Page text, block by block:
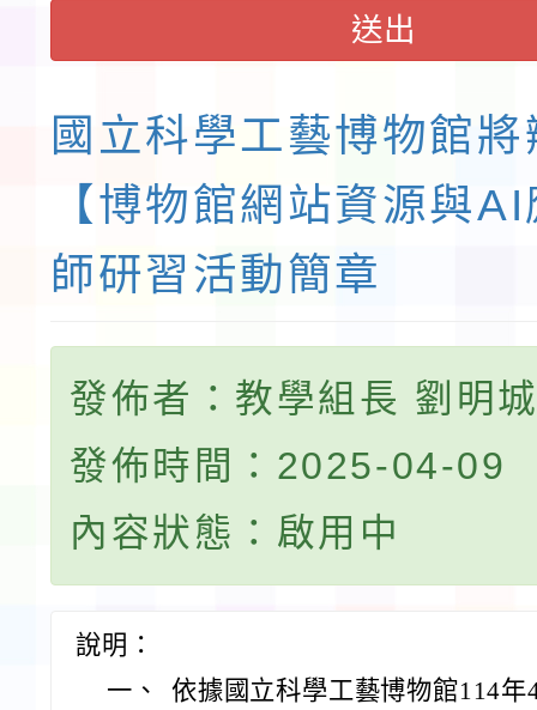
送出
國立科學工藝博物館
【博物館網站資源與
師研習活動簡章
發佈者：教學組長 劉明
發佈時間：2025-04-09
內容狀態：啟用中
說明：
一、
依據國立科學工藝博物館114